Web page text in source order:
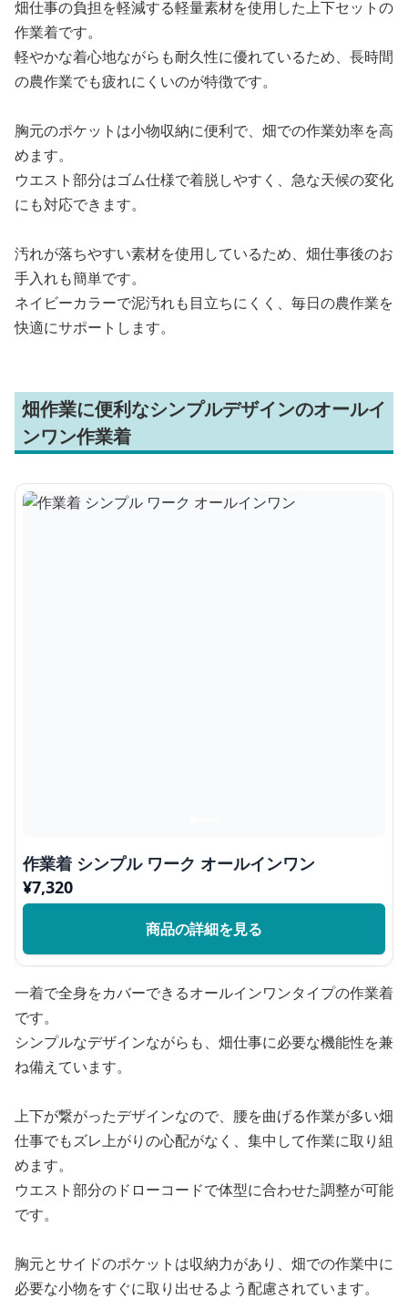
畑仕事の負担を軽減する軽量素材を使用した上下セットの
作業着です。
軽やかな着心地ながらも耐久性に優れているため、長時間
の農作業でも疲れにくいのが特徴です。
胸元のポケットは小物収納に便利で、畑での作業効率を高
めます。
ウエスト部分はゴム仕様で着脱しやすく、急な天候の変化
にも対応できます。
汚れが落ちやすい素材を使用しているため、畑仕事後のお
手入れも簡単です。
ネイビーカラーで泥汚れも目立ちにくく、毎日の農作業を
快適にサポートします。
畑作業に便利なシンプルデザインのオールイ
ンワン作業着
作業着 シンプル ワーク オールインワン
¥7,320
商品の詳細を見る
一着で全身をカバーできるオールインワンタイプの作業着
です。
シンプルなデザインながらも、畑仕事に必要な機能性を兼
ね備えています。
上下が繋がったデザインなので、腰を曲げる作業が多い畑
仕事でもズレ上がりの心配がなく、集中して作業に取り組
めます。
ウエスト部分のドローコードで体型に合わせた調整が可能
です。
胸元とサイドのポケットは収納力があり、畑での作業中に
必要な小物をすぐに取り出せるよう配慮されています。